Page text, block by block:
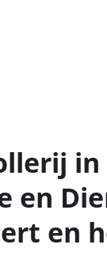
in
en
en